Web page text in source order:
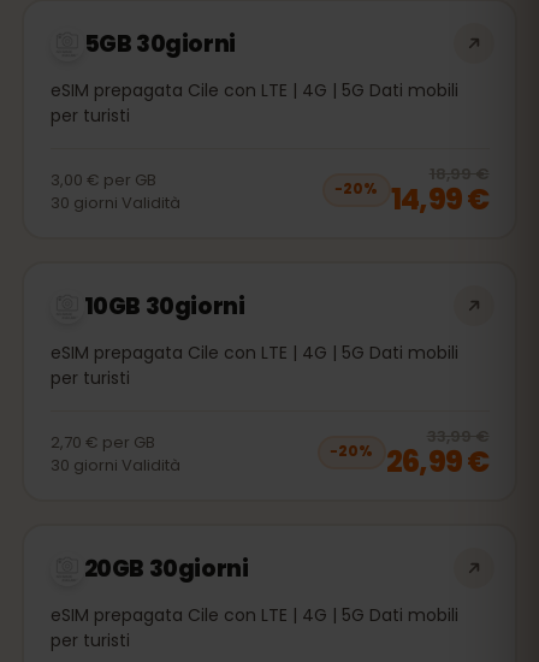
5GB 30giorni
eSIM prepagata Cile con LTE | 4G | 5G Dati mobili
per turisti
3,00 € per GB
30 giorni Validità
−20%
18,99 €
14,99 €
10GB 30giorni
eSIM prepagata Cile con LTE | 4G | 5G Dati mobili
per turisti
2,70 € per GB
30 giorni Validità
−20%
33,99 €
26,99 €
20GB 30giorni
eSIM prepagata Cile con LTE | 4G | 5G Dati mobili
per turisti